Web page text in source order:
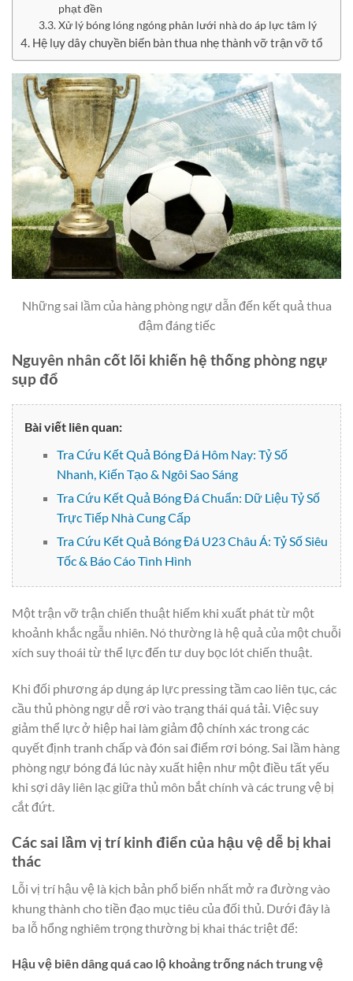
phạt đền
Xử lý bóng lóng ngóng phản lưới nhà do áp lực tâm lý
Hệ lụy dây chuyền biến bàn thua nhẹ thành vỡ trận vỡ tổ
Những sai lầm của hàng phòng ngự dẫn đến kết quả thua
đậm đáng tiếc
Nguyên nhân cốt lõi khiến hệ thống phòng ngự
sụp đổ
Bài viết liên quan:
Tra Cứu Kết Quả Bóng Đá Hôm Nay: Tỷ Số
Nhanh, Kiến Tạo & Ngôi Sao Sáng
Tra Cứu Kết Quả Bóng Đá Chuẩn: Dữ Liệu Tỷ Số
Trực Tiếp Nhà Cung Cấp
Tra Cứu Kết Quả Bóng Đá U23 Châu Á: Tỷ Số Siêu
Tốc & Báo Cáo Tình Hình
Một trận vỡ trận chiến thuật hiếm khi xuất phát từ một
khoảnh khắc ngẫu nhiên. Nó thường là hệ quả của một chuỗi
xích suy thoái từ thể lực đến tư duy bọc lót chiến thuật.
Khi đối phương áp dụng áp lực pressing tầm cao liên tục, các
cầu thủ phòng ngự dễ rơi vào trạng thái quá tải. Việc suy
giảm thể lực ở hiệp hai làm giảm độ chính xác trong các
quyết định tranh chấp và đón sai điểm rơi bóng. Sai lầm hàng
phòng ngự bóng đá lúc này xuất hiện như một điều tất yếu
khi sợi dây liên lạc giữa thủ môn bắt chính và các trung vệ bị
cắt đứt.
Các sai lầm vị trí kinh điển của hậu vệ dễ bị khai
thác
Lỗi vị trí hậu vệ là kịch bản phổ biến nhất mở ra đường vào
khung thành cho tiền đạo mục tiêu của đối thủ. Dưới đây là
ba lỗ hổng nghiêm trọng thường bị khai thác triệt để:
Hậu vệ biên dâng quá cao lộ khoảng trống nách trung vệ